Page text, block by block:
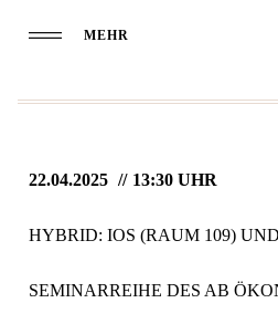
MEHR
22.04.2025 13:30 UHR
HYBRID: IOS (RAUM 109)
SEMINARREIHE DES AB